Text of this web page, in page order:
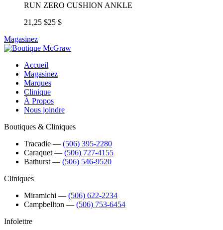
RUN ZERO CUSHION ANKLE
21,25 $25 $
Magasinez
Accueil
Magasinez
Marques
Clinique
À Propos
Nous joindre
Boutiques & Cliniques
Tracadie ― (506) 395-2280
Caraquet ― (506) 727-4155
Bathurst ― (506) 546-9520
Cliniques
Miramichi ― (506) 622-2234
Campbellton ― (506) 753-6454
Infolettre